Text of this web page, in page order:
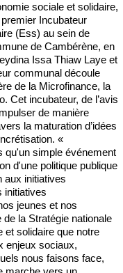
sociale et solidaire,
Incubateur
(Ess) au sein de
de Cambérène, en
Issa Thiaw Laye et
communal découle
de la Microfinance, la
Cet incubateur, de l’avis
de manière
la maturation d’idées
«
qu'un simple événement
d'une politique publique
aux initiatives
initiatives
jeunes et nos
la Stratégie nationale
et solidaire que notre
enjeux sociaux,
nous faisons face,